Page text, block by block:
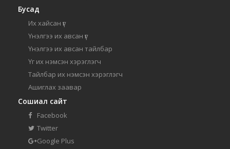
Бусад
Их хайсан үг
Үнэлгээ их авсан үг
Үнэлгээ их авсан тайлбар
Үг их нэмсэн хэрэглэгч
Тайлбар их нэмсэн хэрэглэгч
Ашиглах заавар
Сошиал сайт
Facebook
Twitter
Google Plus